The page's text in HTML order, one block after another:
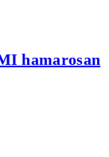
hamarosan